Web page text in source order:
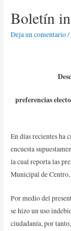
Boletín
Deja un comentario/
preferencias
En días recientes ha
encuesta
la cual reporta las
Municipal de Centro,
Por medio del
se hizo un uso
ciudadanía, por